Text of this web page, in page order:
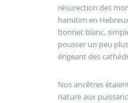
résurection des
hamitim en
bonnet blanc,
pousser un peu
érigeant des
Nos ancêtres
nature aux